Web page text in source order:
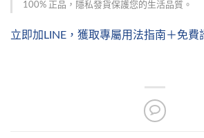
100% 正品，隱私發貨保護您的生活品質。
立即加LINE，獲取專屬用法指南＋免費